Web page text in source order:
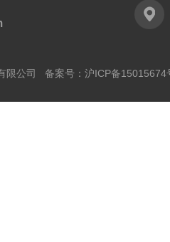
限公司 备案号： 沪ICP备15015674